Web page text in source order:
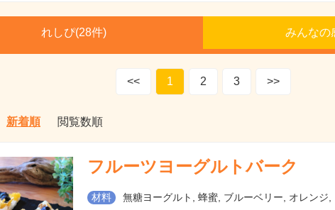
れしぴ(28件) みんなの
<< 1 2 3 >>
新着順 閲覧数順
フルーツヨーグルトバーク
材料 無糖ヨーグルト, 蜂蜜, ブルーベリー, オレンジ,